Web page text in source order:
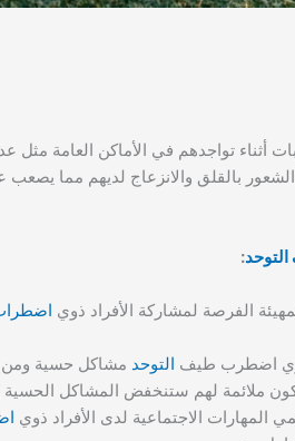
أثناء تواجدهم في الأماكن العامة
بالقلق والانزعاج لديهم مما يصعب
:
الفرصة لمشاركة الأفراد ذوي
اضطرب طيف التوحد مشاكل حسية ومن
ملائمة لهم ستنخفض المشاكل الحسية
المهارات الاجتماعية لدى الأفراد ذوي